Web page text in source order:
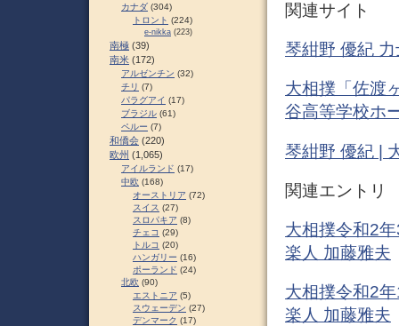
関連サイト
琴紺野 優紀
大相撲「佐渡
谷高等学校ホ
琴紺野 優紀 |
関連エントリ
大相撲令和2
楽人 加藤雅夫
大相撲令和2
楽人 加藤雅夫
カナダ (304)
トロント (224)
e-nikka (223)
南極 (39)
南米 (172)
アルゼンチン (32)
チリ (7)
パラグアイ (17)
ブラジル (61)
ペルー (7)
和僑会 (220)
欧州 (1,065)
アイルランド (17)
中欧 (168)
オーストリア (72)
スイス (27)
スロパキア (8)
チェコ (29)
トルコ (20)
ハンガリー (16)
ポーランド (24)
北欧 (90)
エストニア (5)
スウェーデン (27)
デンマーク (17)